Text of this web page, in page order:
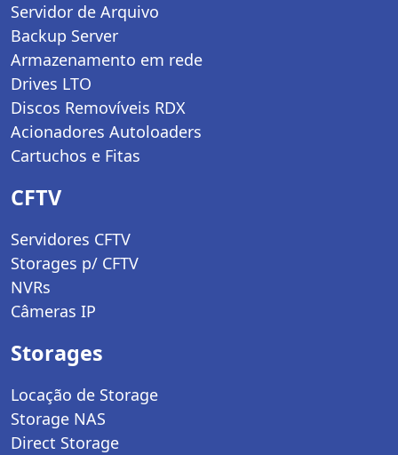
Servidor de Arquivo
Backup Server
Armazenamento em rede
Drives LTO
Discos Removíveis RDX
Acionadores Autoloaders
Cartuchos e Fitas
CFTV
Servidores CFTV
Storages p/ CFTV
NVRs
Câmeras IP
Storages
Locação de Storage
Storage NAS
Direct Storage